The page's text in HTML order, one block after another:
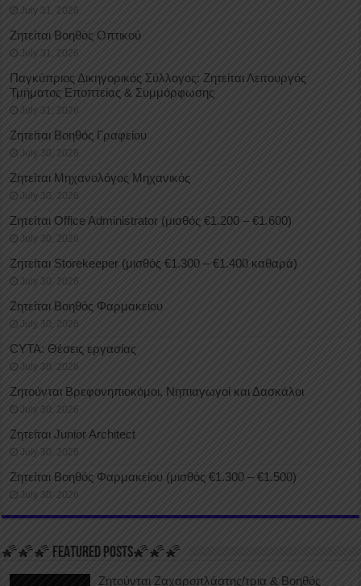
July 31, 2026
Ζητείται Βοηθός Οπτικού
July 31, 2026
Παγκύπριος Δικηγορικός Σύλλογος: Ζητείται Λειτουργός
Τμήματος Εποπτείας & Συμμόρφωσης
July 31, 2026
Ζητείται Βοηθός Γραφείου
July 30, 2026
Ζητείται Μηχανολόγος Μηχανικός
July 30, 2026
Ζητείται Office Administrator (μισθός €1.200 – €1.600)
July 30, 2026
Ζητείται Storekeeper (μισθός €1.300 – €1.400 καθαρά)
July 30, 2026
Ζητείται Βοηθός Φαρμακείου
July 30, 2026
CYTA: Θέσεις εργασίας
July 30, 2026
Ζητούνται Βρεφονηπιοκόμοι, Νηπιαγωγοί και Δασκάλοι
July 30, 2026
Ζητείται Junior Architect
July 30, 2026
Ζητείται Βοηθός Φαρμακείου (μισθός €1.300 – €1.500)
July 30, 2026
🌠🌠🌠 FEATURED POSTS🌠🌠🌠
Ζητούνται Ζαχαροπλάστης/τρια & Βοηθός